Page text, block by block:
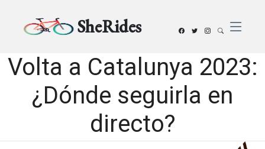
SheRides
Volta a Catalunya 2023:
¿Dónde seguirla en
directo?